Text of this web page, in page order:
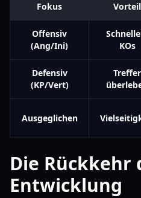
Fokus Vorteil
Offensiv
(Ang/Ini)
KOs
Defensiv
(KP/Vert)
Treffer
Ausgeglichen
Die Rückkehr
Entwicklung